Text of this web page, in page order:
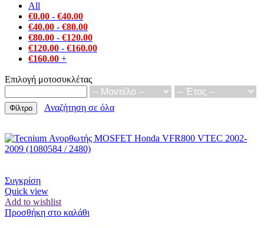
All
€0.00 - €40.00
€40.00 - €80.00
€80.00 - €120.00
€120.00 - €160.00
€160.00 +
Επιλογή μοτοσυκλέτας
Φίλτρο Αναζήτηση σε όλα
Συγκρίση
Quick view
Add to wishlist
Προσθήκη στο καλάθι